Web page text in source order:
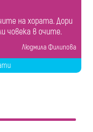
на хората. Дори
човека в очите.
Людмила Филипова